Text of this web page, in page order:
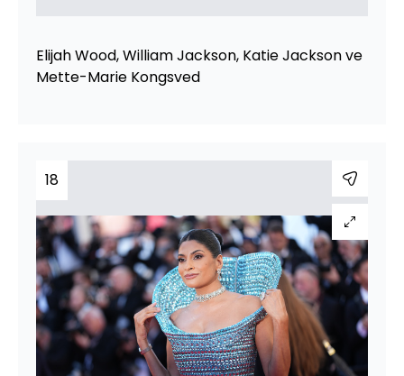
Elijah Wood, William Jackson, Katie Jackson ve
Mette-Marie Kongsved
18